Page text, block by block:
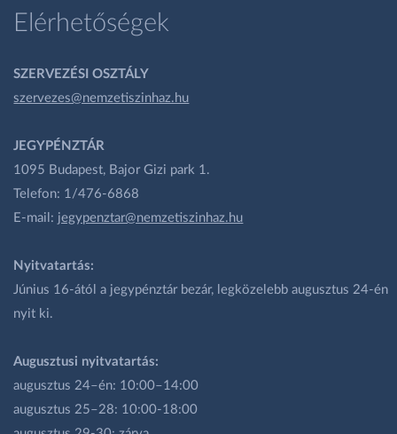
Elérhetőségek
SZERVEZÉSI OSZTÁLY
szervezes@nemzetiszinhaz.hu
JEGYPÉNZTÁR
1095 Budapest, Bajor Gizi park 1.
Telefon: 1/476-6868
E-mail: jegypenztar@nemzetiszinhaz.hu
Nyitvatartás:
Június 16-ától a jegypénztár bezár, legközelebb augusztus 24-én
nyit ki.
Augusztusi nyitvatartás:
augusztus 24–én: 10:00–14:00
augusztus 25–28: 10:00-18:00